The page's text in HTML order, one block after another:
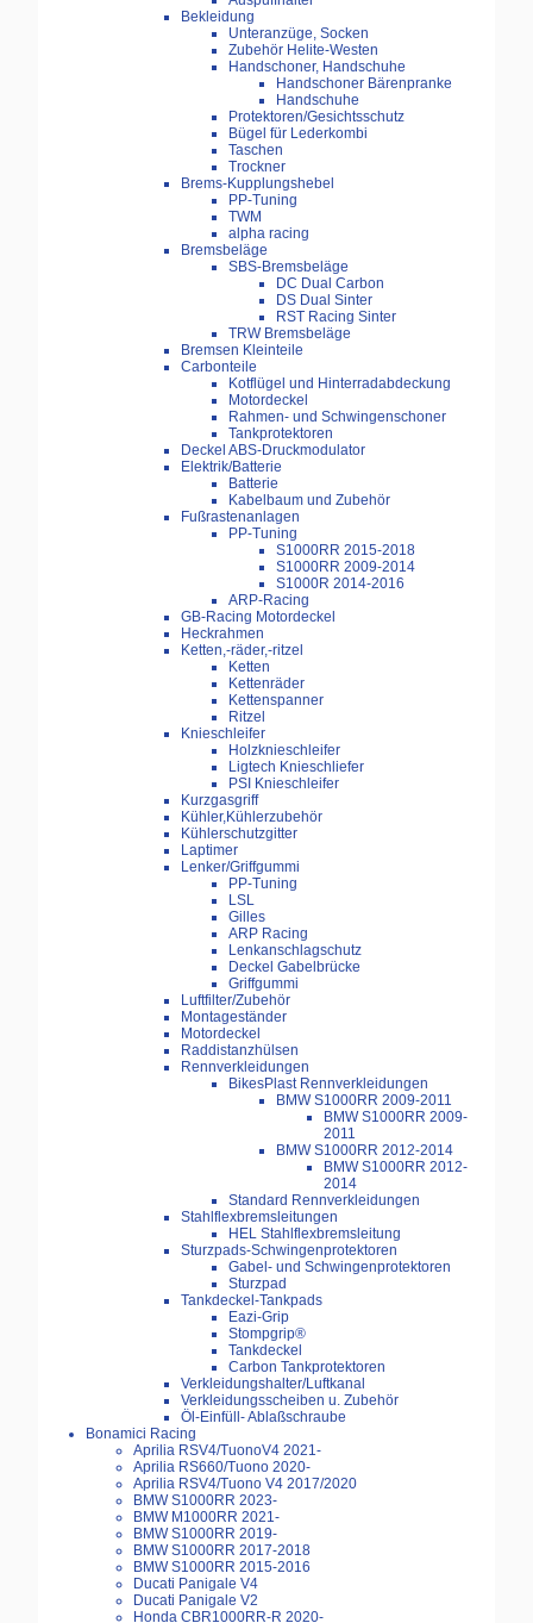
Bekleidung
Unteranzüge, Socken
Zubehör Helite-Westen
Handschoner, Handschuhe
Handschoner Bärenpranke
Handschuhe
Protektoren/Gesichtsschutz
Bügel für Lederkombi
Taschen
Trockner
Brems-Kupplungshebel
PP-Tuning
TWM
alpha racing
Bremsbeläge
SBS-Bremsbeläge
DC Dual Carbon
DS Dual Sinter
RST Racing Sinter
TRW Bremsbeläge
Bremsen Kleinteile
Carbonteile
Kotflügel und Hinterradabdeckung
Motordeckel
Rahmen- und Schwingenschoner
Tankprotektoren
Deckel ABS-Druckmodulator
Elektrik/Batterie
Batterie
Kabelbaum und Zubehör
Fußrastenanlagen
PP-Tuning
S1000RR 2015-2018
S1000RR 2009-2014
S1000R 2014-2016
ARP-Racing
GB-Racing Motordeckel
Heckrahmen
Ketten,-räder,-ritzel
Ketten
Kettenräder
Kettenspanner
Ritzel
Knieschleifer
Holzknieschleifer
Ligtech Knieschliefer
PSI Knieschleifer
Kurzgasgriff
Kühler,Kühlerzubehör
Kühlerschutzgitter
Laptimer
Lenker/Griffgummi
PP-Tuning
LSL
Gilles
ARP Racing
Lenkanschlagschutz
Deckel Gabelbrücke
Griffgummi
Luftfilter/Zubehör
Montageständer
Motordeckel
Raddistanzhülsen
Rennverkleidungen
BikesPlast Rennverkleidungen
BMW S1000RR 2009-2011
BMW S1000RR 2009-
2011
BMW S1000RR 2012-2014
BMW S1000RR 2012-
2014
Standard Rennverkleidungen
Stahlflexbremsleitungen
HEL Stahlflexbremsleitung
Sturzpads-Schwingenprotektoren
Gabel- und Schwingenprotektoren
Sturzpad
Tankdeckel-Tankpads
Eazi-Grip
Stompgrip®
Tankdeckel
Carbon Tankprotektoren
Verkleidungshalter/Luftkanal
Verkleidungsscheiben u. Zubehör
Öl-Einfüll- Ablaßschraube
Bonamici Racing
Aprilia RSV4/TuonoV4 2021-
Aprilia RS660/Tuono 2020-
Aprilia RSV4/Tuono V4 2017/2020
BMW S1000RR 2023-
BMW M1000RR 2021-
BMW S1000RR 2019-
BMW S1000RR 2017-2018
BMW S1000RR 2015-2016
Ducati Panigale V4
Ducati Panigale V2
Honda CBR1000RR-R 2020-